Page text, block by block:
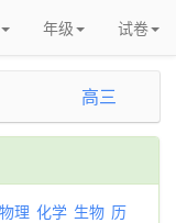
年级 试卷
高三
物理 化学 生物 历